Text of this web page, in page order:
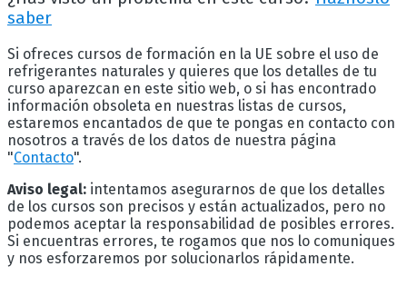
saber
Si ofreces cursos de formación en la UE sobre el uso de
refrigerantes naturales y quieres que los detalles de tu
curso aparezcan en este sitio web, o si has encontrado
información obsoleta en nuestras listas de cursos,
estaremos encantados de que te pongas en contacto con
nosotros a través de los datos de nuestra página
"Contacto".
Aviso legal: intentamos asegurarnos de que los detalles
de los cursos son precisos y están actualizados, pero no
podemos aceptar la responsabilidad de posibles errores.
Si encuentras errores, te rogamos que nos lo comuniques
y nos esforzaremos por solucionarlos rápidamente.